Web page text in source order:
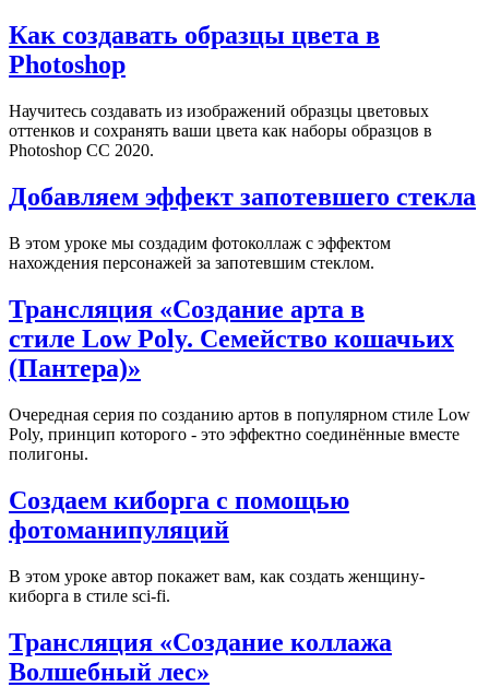
Как создавать образцы цвета в
Photoshop
Научитесь создавать из изображений образцы цветовых
оттенков и сохранять ваши цвета как наборы образцов в
Photoshop CC 2020.
Добавляем эффект запотевшего стекла
В этом уроке мы создадим фотоколлаж с эффектом
нахождения персонажей за запотевшим стеклом.
Трансляция «Создание арта в
стиле Low Poly. Семейство кошачьих
(Пантера)»
Очередная серия по созданию артов в популярном стиле Low
Poly, принцип которого - это эффектно соединённые вместе
полигоны.
Создаем киборга с помощью
фотоманипуляций
В этом уроке автор покажет вам, как создать женщину-
киборга в стиле sci-fi.
Трансляция «Создание коллажа
Волшебный лес»